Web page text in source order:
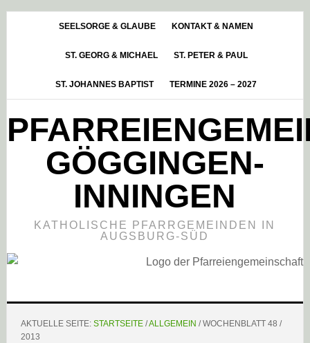
HauptsidebarSEELSORGE & GLAUBE KONTAKT & NAMEN
ST. GEORG & MICHAEL ST. PETER & PAUL
ST. JOHANNES BAPTIST TERMINE 2026 – 2027
GÖGGINGEN-
INNINGEN
KATHOLISCHE PFARRGEMEINDEN IN
AUGSBURG-SÜD
AKTUELLE SEITE: STARTSEITE /ALLGEMEIN /WOCHENBLATT 48 /
2013